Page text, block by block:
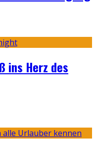
ins Herz des